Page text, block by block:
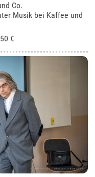
Co.
Musik bei Kaffee und
€